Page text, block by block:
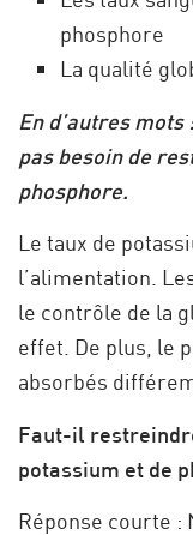
phosphore
La qualité
En d’autres mots
pas besoin de
phosphore.
Le taux de
l’alimentation.
le contrôle de la
effet. De plus, le
absorbés
Faut-il
potassium et de
Réponse courte :